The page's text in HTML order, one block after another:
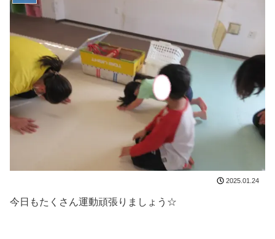
2025.01.24
今日もたくさん運動頑張りましょう☆